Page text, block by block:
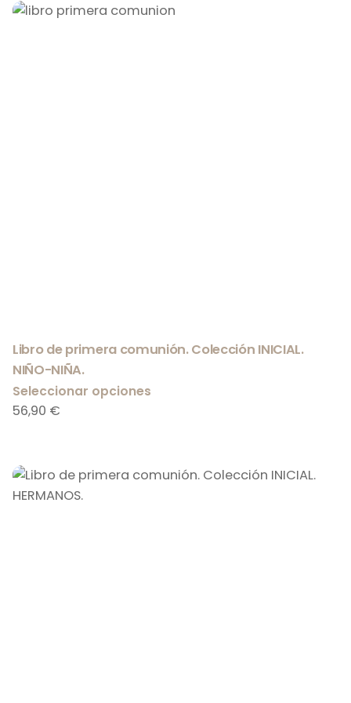
Libro de primera comunión. Colección INICIAL.
NIÑO-NIÑA.
Seleccionar opciones
56,90 €